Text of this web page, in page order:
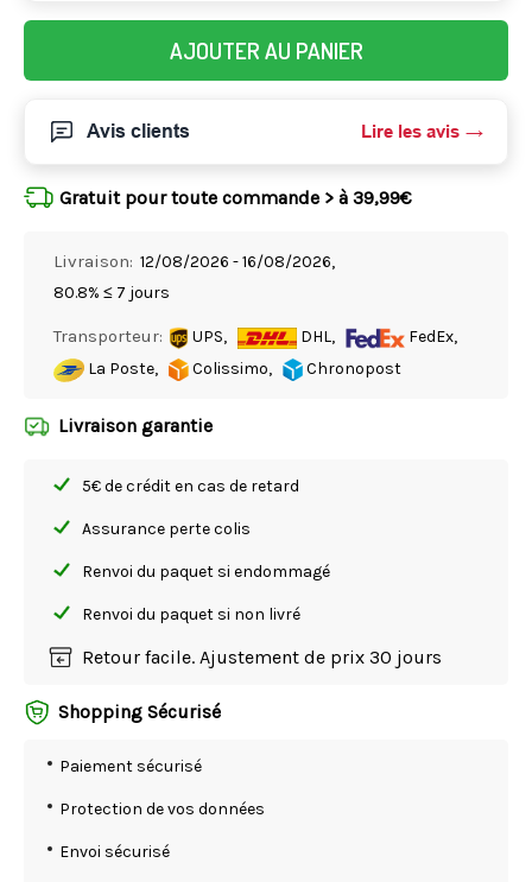
AJOUTER AU PANIER
Avis clients Lire les avis
Gratuit pour toute commande > à 39,99€
Livraison: 12/08/2026 - 16/08/2026,
80.8% ≤ 7 jours
Transporteur: UPS, DHL,
FedEx,
La Poste,
Colissimo, Chronopost
Livraison garantie
5€ de crédit en cas de retard
Assurance perte colis
Renvoi du paquet si endommagé
Renvoi du paquet si non livré
Retour facile. Ajustement de prix 30 jours
Shopping Sécurisé
Paiement sécurisé
Protection de vos données
Envoi sécurisé